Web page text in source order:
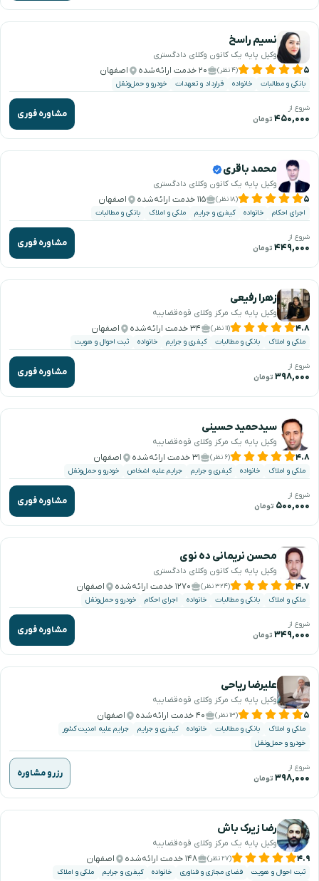
نسیم راسخ
وکیل پایه یک کانون وکلای دادگستری
۵ (۴ نظر) ۲۰ خدمت ارائه‌شده اصفهان
بانکی و مطالبات خانواده قرارداد و تعهدات خودرو و حمل‌ونقل
شروع از
۴۵۰,۰۰۰ تومان مشاوره فوری
محمد باقری
وکیل پایه یک کانون وکلای دادگستری
۵ (۱۸ نظر) ۱۱۵ خدمت ارائه‌شده اصفهان
اجرای احکام خانواده کیفری و جرایم ملکی و املاک بانکی و مطالبات
شروع از
۴۴۹,۰۰۰ تومان مشاوره فوری
زهرا رفیعی
وکیل پایه یک مرکز وکلای قوه‌قضاییه
۴.۸ (۱۱ نظر) ۳۴ خدمت ارائه‌شده اصفهان
ملکی و املاک بانکی و مطالبات کیفری و جرایم خانواده ثبت احوال و هویت
شروع از
۳۹۸,۰۰۰ تومان مشاوره فوری
سیدحمید حسینی
وکیل پایه یک مرکز وکلای قوه‌قضاییه
۴.۸ (۶ نظر) ۳۱ خدمت ارائه‌شده اصفهان
ملکی و املاک خانواده کیفری و جرایم جرایم علیه اشخاص خودرو و حمل‌ونقل
شروع از
۵۰۰,۰۰۰ تومان مشاوره فوری
محسن نریمانی ده نوی
وکیل پایه یک کانون وکلای دادگستری
۴.۷ (۳۲۴ نظر) ۱۲۷۰ خدمت ارائه‌شده اصفهان
ملکی و املاک بانکی و مطالبات خانواده اجرای احکام خودرو و حمل‌ونقل
شروع از
۳۴۹,۰۰۰ تومان مشاوره فوری
علیرضا ریاحی
وکیل پایه یک مرکز وکلای قوه‌قضاییه
۵ (۱۳ نظر) ۴۰ خدمت ارائه‌شده اصفهان
ملکی و املاک بانکی و مطالبات خانواده کیفری و جرایم
جرایم علیه امنیت کشور
خودرو و حمل‌ونقل
شروع از
۳۹۸,۰۰۰ تومان رزرو مشاوره
رضا زیرک باش
وکیل پایه یک مرکز وکلای قوه‌قضاییه
۴.۹ (۲۷ نظر) ۱۴۸ خدمت ارائه‌شده اصفهان
ثبت احوال و هویت فضای مجازی و فناوری خانواده کیفری و جرایم
ملکی و املاک